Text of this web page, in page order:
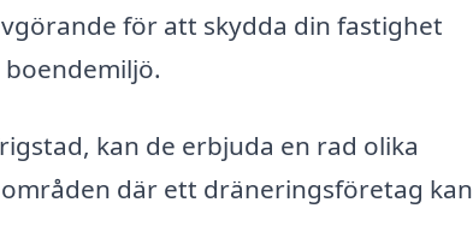
för att skydda din fastighet
kan de erbjuda en rad olika
där ett dräneringsföretag kan